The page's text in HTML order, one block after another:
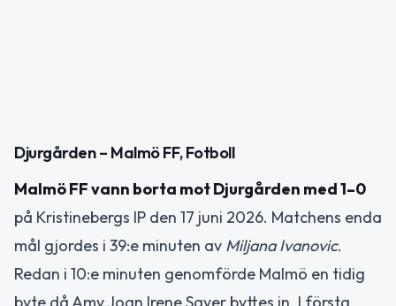
Djurgården – Malmö FF, Fotboll
Malmö FF vann borta mot Djurgården med 1–0
på Kristinebergs IP den 17 juni 2026. Matchens enda
mål gjordes i 39:e minuten av Miljana Ivanovic.
Redan i 10:e minuten genomförde Malmö en tidig